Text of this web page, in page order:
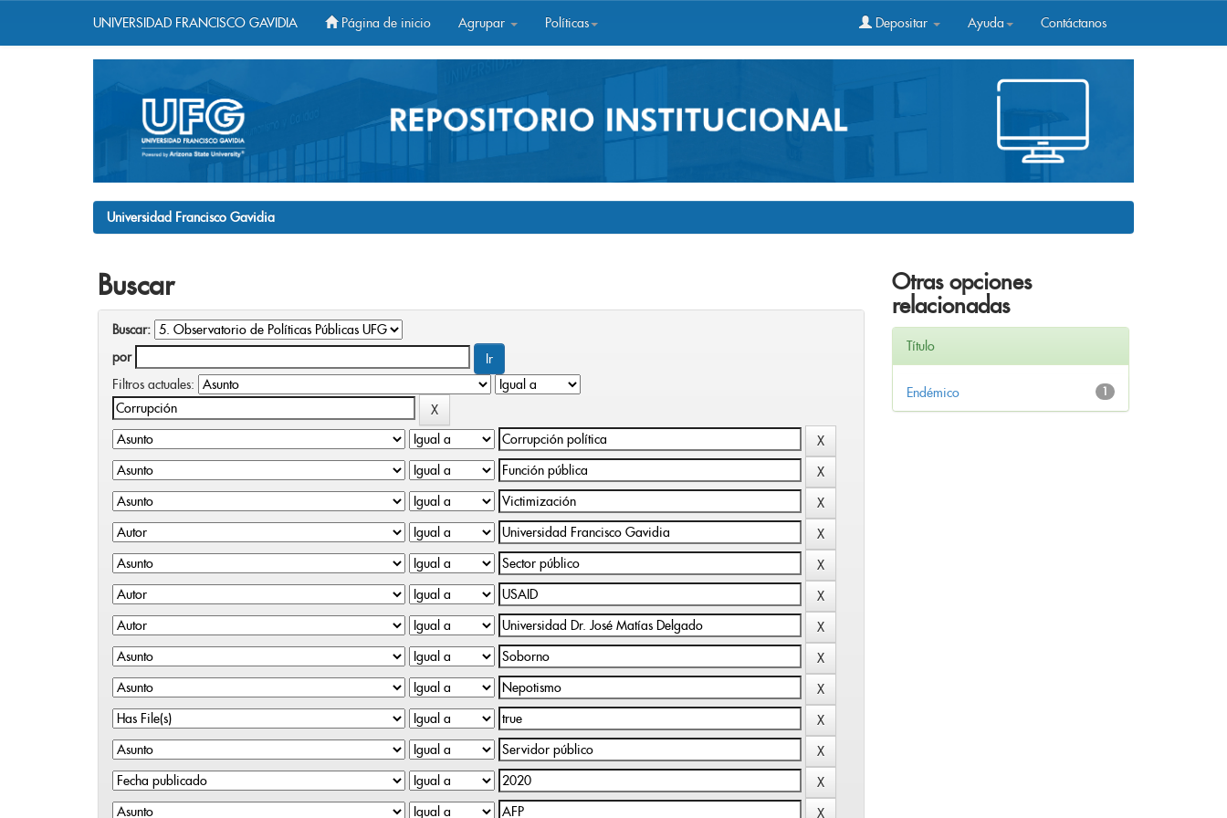
UNIVERSIDAD FRANCISCO GAVIDIA Página de inicio Agrupar Políticas Depositar Ayuda Contáctanos
Universidad Francisco Gavidia
Buscar
Buscar:
por
Filtros actuales:
Otras opciones
relacionadas
Título
1
Endémico